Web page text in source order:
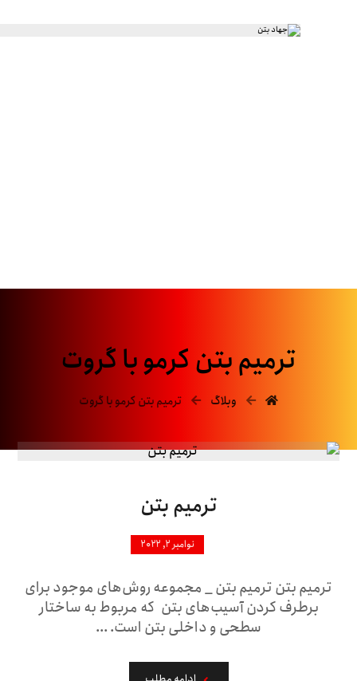
ترمیم بتن کرمو با گروت
وبلاگ ترمیم بتن کرمو با گروت
ترمیم بتن
نوامبر ۲, ۲۰۲۲
ترمیم بتن ترمیم بتن _ مجموعه روش‌های موجود برای
برطرف کردن آسیب‌های بتن که مربوط به ساختار
سطحی و داخلی بتن است. ...